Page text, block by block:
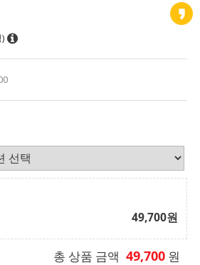
49,700원
총 상품 금액 49,700 원